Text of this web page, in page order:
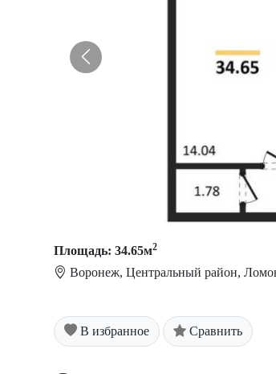
Площадь: 34.65м2
Воронеж, Центральный район,
В избранное Сравнить